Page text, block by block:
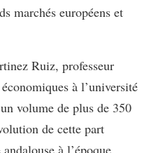
marchés européens et
Ruiz, professeur
à l’université
volume de plus de 350
de cette part
à l’époque